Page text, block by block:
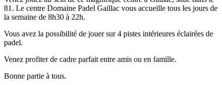
81. Le centre Domaine Padel Gaillac vous accueille tous les jours de
la semaine de 8h30 à 22h.
Vous avez la possibilité de jouer sur 4 pistes intérieures éclairées de
padel.
Venez profiter de cadre parfait entre amis ou en famille.
Bonne partie à tous.